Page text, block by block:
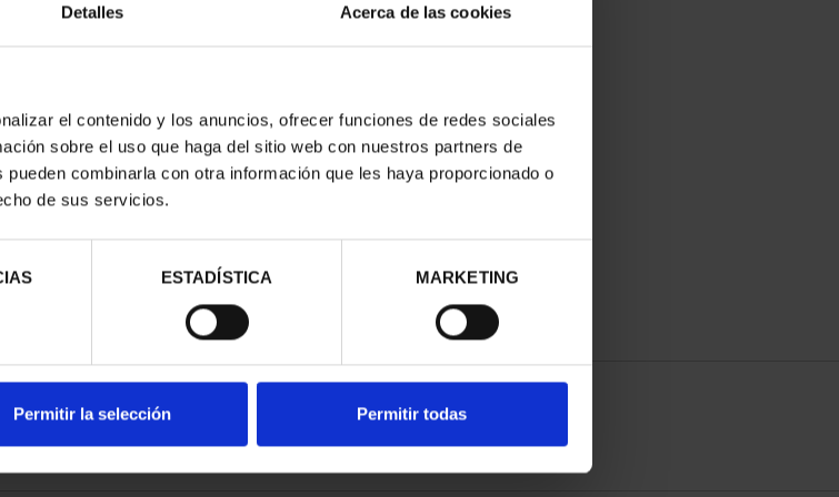
Detalles Acerca de las cookies
el contenido y los anuncios, ofrecer funciones de redes sociales
sobre el uso que haga del sitio web con nuestros partners de
combinarla con otra información que les haya proporcionado o
de sus servicios.
ESTADÍSTICA MARKETING
Permitir la selección Permitir todas
SPANISH CAPITALS -
DONOSTIA
SPANISH CAPITALS -